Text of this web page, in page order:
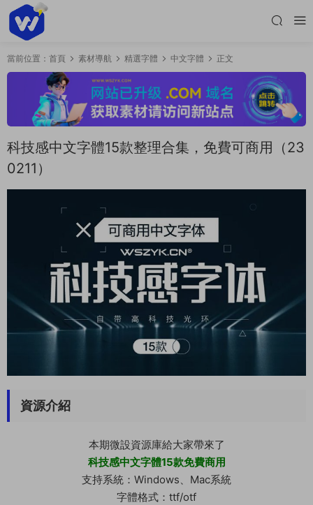
當前位置： 首頁 素材導航 精選字體 中文字體 正文
科技感中文字體15款整理合集，免費可商用（23
0211）
資源介紹
本期微設資源庫給大家帶來了
科技感中文字體15款免費商用
支持系統：Windows、Mac系統
字體格式：ttf/otf